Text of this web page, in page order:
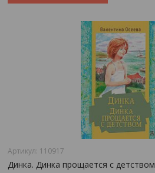
110917
Динка. Динка прощается с детством